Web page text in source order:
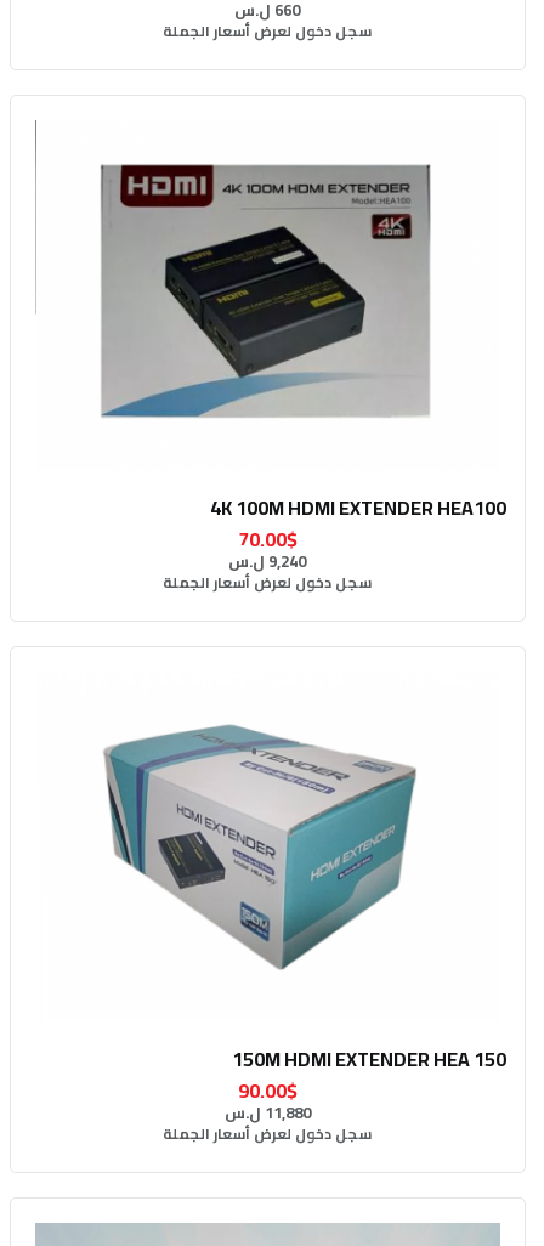
660 ل.س
سجل دخول لعرض أسعار الجملة
4K 100M HDMI EXTENDER HEA100
70.00$
9,240 ل.س
سجل دخول لعرض أسعار الجملة
150M HDMI EXTENDER HEA 150
90.00$
11,880 ل.س
سجل دخول لعرض أسعار الجملة